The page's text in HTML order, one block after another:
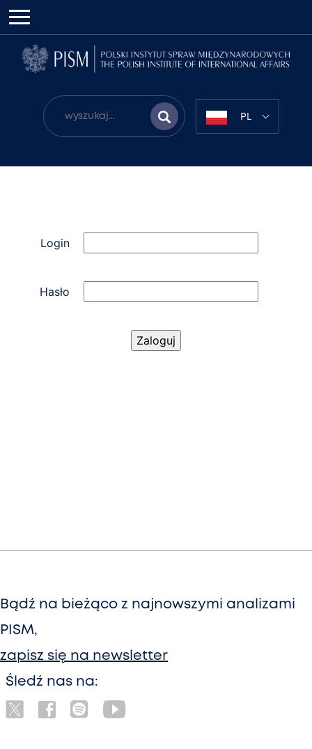
PL
Login
Hasło
Bądź na bieżąco z najnowszymi analizami
PISM,
zapisz się na newsletter
Śledź nas na: